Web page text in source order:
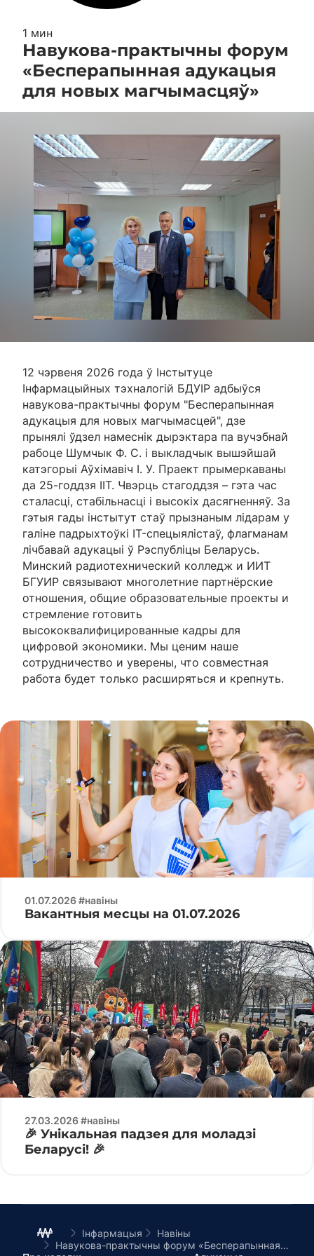
1 мин
Навукова-практычны форум
«Бесперапынная адукацыя
для новых магчымасцяў»
12 чэрвеня 2026 года ў Інстытуце
Інфармацыйных тэхналогій БДУІР адбыўся
навукова-практычны форум "Бесперапынная
адукацыя для новых магчымасцей", дзе
прынялі ўдзел намеснік дырэктара па вучэбнай
рабоце Шумчык Ф. С. і выкладчык вышэйшай
катэгорыі Аўхімавіч І. У. Праект прымеркаваны
да 25-годдзя ІІТ. Чвэрць стагоддзя – гэта час
сталасці, стабільнасці і высокіх дасягненняў. За
гэтыя гады інстытут стаў прызнаным лідарам у
галіне падрыхтоўкі IT-спецыялістаў, флагманам
лічбавай адукацыі ў Рэспубліцы Беларусь.
Минский радиотехнический колледж и ИИТ
БГУИР связывают многолетние партнёрские
отношения, общие образовательные проекты и
стремление готовить
высококвалифицированные кадры для
цифровой экономики. Мы ценим наше
сотрудничество и уверены, что совместная
работа будет только расширяться и крепнуть.
01.07.2026 #навіны
Вакантныя месцы на 01.07.2026
27.03.2026 #навіны
🎉 Унікальная падзея для моладзі
Беларусі! 🎉
Інфармацыя
Навіны
Навукова-практычны форум «Бесперапынная адукацыя для новых магчымасцяў»